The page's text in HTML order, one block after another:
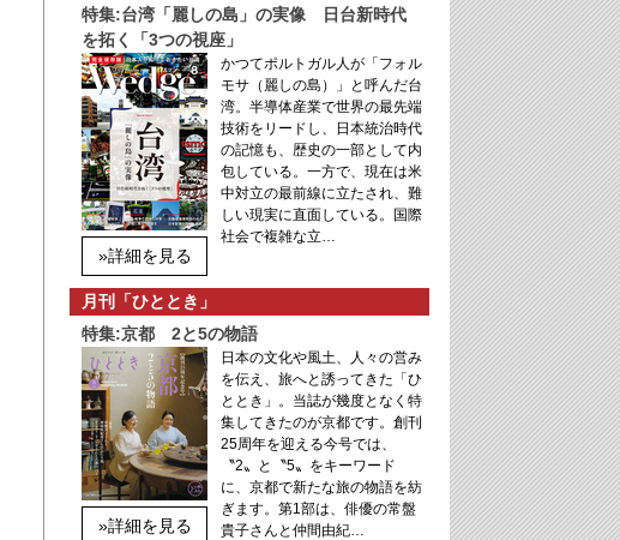
特集:台湾「麗しの島」の実像 日台新時代
を拓く「3つの視座」
»詳細を見る
かつてポルトガル人が「フォル
モサ（麗しの島）」と呼んだ台
湾。半導体産業で世界の最先端
技術をリードし、日本統治時代
の記憶も、歴史の一部として内
包している。一方で、現在は米
中対立の最前線に立たされ、難
しい現実に直面している。国際
社会で複雑な立…
月刊「ひととき」
特集:京都 2と5の物語
»詳細を見る
日本の文化や風土、人々の営み
を伝え、旅へと誘ってきた「ひ
ととき」。当誌が幾度となく特
集してきたのが京都です。創刊
25周年を迎える今号では、
〝2〟と〝5〟をキーワード
に、京都で新たな旅の物語を紡
ぎます。第1部は、俳優の常盤
貴子さんと仲間由紀…